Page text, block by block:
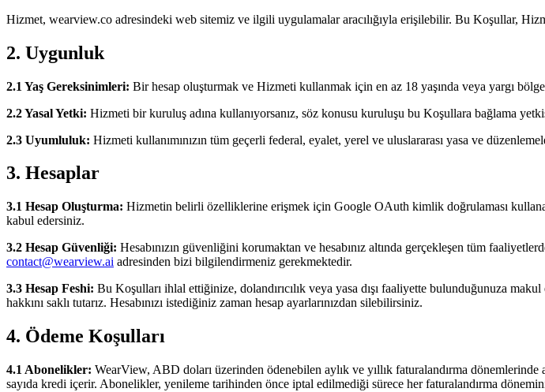
Hizmet, wearview.co adresindeki web sitemiz ve ilgili uygulamalar aracılığıyla erişilebilir. Bu Koşullar,
2. Uygunluk
2.1 Yaş Gereksinimleri: Bir hesap oluşturmak ve Hizmeti kullanmak için en az 18 yaşında veya yargı
2.2 Yasal Yetki: Hizmeti bir kuruluş adına kullanıyorsanız, söz konusu kuruluşu bu Koşullara bağlama
2.3 Uyumluluk: Hizmeti kullanımınızın tüm geçerli federal, eyalet, yerel ve uluslararası yasa ve
3. Hesaplar
3.1 Hesap Oluşturma: Hizmetin belirli özelliklerine erişmek için Google OAuth kimlik doğrulaması
kabul edersiniz.
3.2 Hesap Güvenliği: Hesabınızın güvenliğini korumaktan ve hesabınız altında gerçekleşen tüm
contact@wearview.ai adresinden bizi bilgilendirmeniz gerekmektedir.
3.3 Hesap Feshi: Bu Koşulları ihlal ettiğinize, dolandırıcılık veya yasa dışı faaliyette bulunduğunuza
hakkını saklı tutarız. Hesabınızı istediğiniz zaman hesap ayarlarınızdan silebilirsiniz.
4. Ödeme Koşulları
4.1 Abonelikler: WearView, ABD doları üzerinden ödenebilen aylık ve yıllık faturalandırma
sayıda kredi içerir. Abonelikler, yenileme tarihinden önce iptal edilmediği sürece her faturalandırma